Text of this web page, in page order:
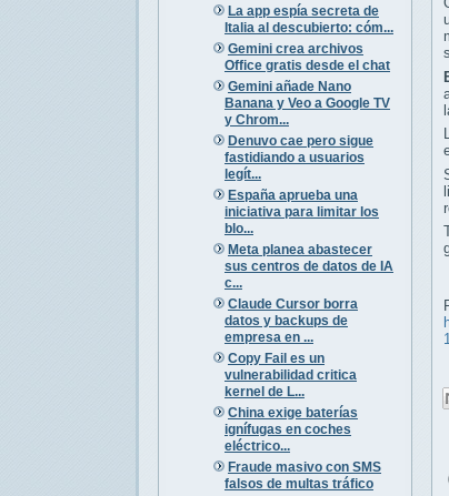
La app espía secreta de
Italia al descubierto: cóm...
Gemini crea archivos
Office gratis desde el chat
Gemini añade Nano
Banana y Veo a Google TV
y Chrom...
Denuvo cae pero sigue
fastidiando a usuarios
legít...
España aprueba una
iniciativa para limitar los
blo...
Meta planea abastecer
sus centros de datos de IA
c...
Claude Cursor borra
datos y backups de
empresa en ...
Copy Fail es un
vulnerabilidad critica
kernel de L...
China exige baterías
ignífugas en coches
eléctrico...
Fraude masivo con SMS
falsos de multas tráfico